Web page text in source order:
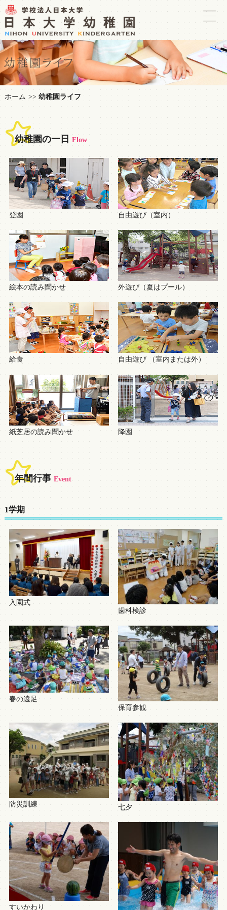
ホーム 幼稚園ライフ
幼稚園の一日 Flow
登園 自由遊び（室内）
絵本の読み聞かせ 外遊び（夏はプール）
給食 自由遊び （室内または外）
紙芝居の読み聞かせ 降園
年間行事 Event
1学期
入園式
歯科検診
春の遠足
保育参観
防災訓練 七夕
すいかわり